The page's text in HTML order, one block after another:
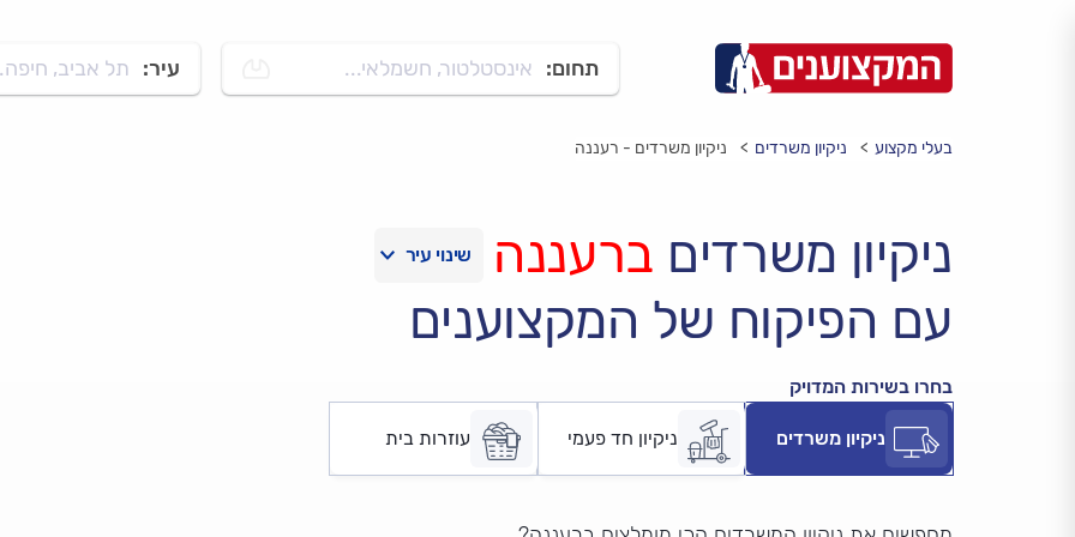
תחום: אינסטלטור, חשמלאי... עיר: תל אביב,
בעלי מקצוע ניקיון משרדים ניקיון משרדים - רעננה
ניקיון משרדים ברעננה
עם הפיקוח של המקצוענים
בחרו בשירות המדויק
ניקיון משרדים ניקיון חד פעמי עוזרות בית